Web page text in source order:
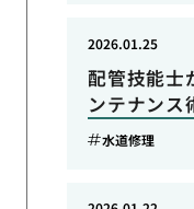
配管技能士
ンテナンス
2026.01.25
水道修理